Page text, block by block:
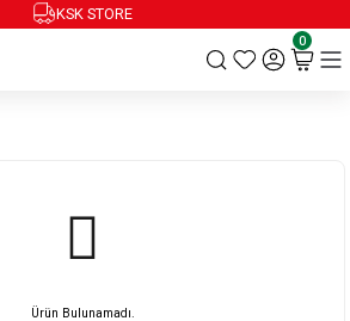
KSK STORE
0
Ürün Bulunamadı.